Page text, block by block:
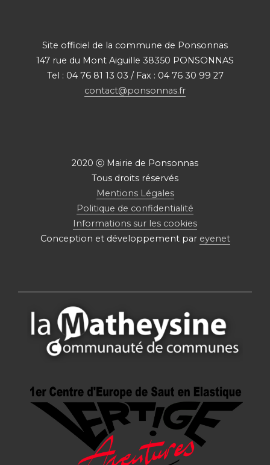
Site officiel de la commune de Ponsonnas
147 rue du Mont Aiguille 38350 PONSONNAS
Tel : 04 76 81 13 03 / Fax : 04 76 30 99 27
contact@ponsonnas.fr
2020 ⓒ Mairie de Ponsonnas
Tous droits réservés
Mentions Légales
Politique de confidentialité
Informations sur les cookies
Conception et développement par eyenet